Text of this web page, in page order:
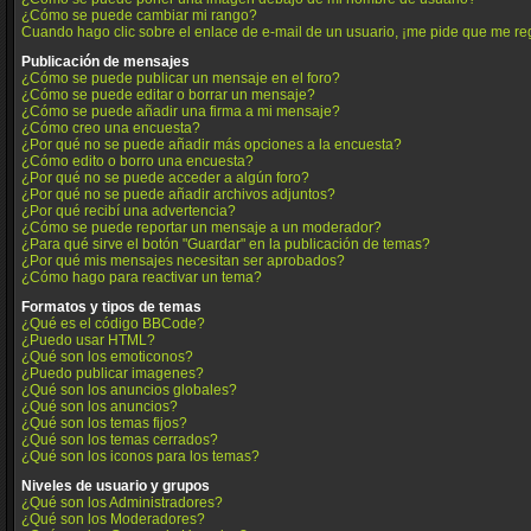
¿Cómo se puede cambiar mi rango?
Cuando hago clic sobre el enlace de e-mail de un usuario, ¡me pide que me
Publicación de mensajes
¿Cómo se puede publicar un mensaje en el foro?
¿Cómo se puede editar o borrar un mensaje?
¿Cómo se puede añadir una firma a mi mensaje?
¿Cómo creo una encuesta?
¿Por qué no se puede añadir más opciones a la encuesta?
¿Cómo edito o borro una encuesta?
¿Por qué no se puede acceder a algún foro?
¿Por qué no se puede añadir archivos adjuntos?
¿Por qué recibí una advertencia?
¿Cómo se puede reportar un mensaje a un moderador?
¿Para qué sirve el botón "Guardar" en la publicación de temas?
¿Por qué mis mensajes necesitan ser aprobados?
¿Cómo hago para reactivar un tema?
Formatos y tipos de temas
¿Qué es el código BBCode?
¿Puedo usar HTML?
¿Qué son los emoticonos?
¿Puedo publicar imagenes?
¿Qué son los anuncios globales?
¿Qué son los anuncios?
¿Qué son los temas fijos?
¿Qué son los temas cerrados?
¿Qué son los iconos para los temas?
Niveles de usuario y grupos
¿Qué son los Administradores?
¿Qué son los Moderadores?